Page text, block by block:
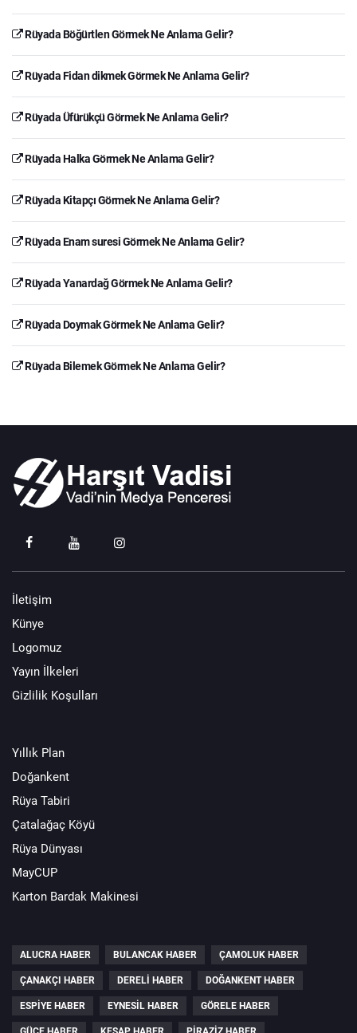
Rüyada Böğürtlen Görmek Ne Anlama Gelir?
Rüyada Fidan dikmek Görmek Ne Anlama Gelir?
Rüyada Üfürükçü Görmek Ne Anlama Gelir?
Rüyada Halka Görmek Ne Anlama Gelir?
Rüyada Kitapçı Görmek Ne Anlama Gelir?
Rüyada Enam suresi Görmek Ne Anlama Gelir?
Rüyada Yanardağ Görmek Ne Anlama Gelir?
Rüyada Doymak Görmek Ne Anlama Gelir?
Rüyada Bilemek Görmek Ne Anlama Gelir?
İletişim
Künye
Logomuz
Yayın İlkeleri
Gizlilik Koşulları
Yıllık Plan
Doğankent
Rüya Tabiri
Çatalağaç Köyü
Rüya Dünyası
MayCUP
Karton Bardak Makinesi
ALUCRA HABER BULANCAK HABER ÇAMOLUK HABER
ÇANAKÇI HABER DERELI HABER DOĞANKENT HABER
ESPIYE HABER EYNESIL HABER GÖRELE HABER